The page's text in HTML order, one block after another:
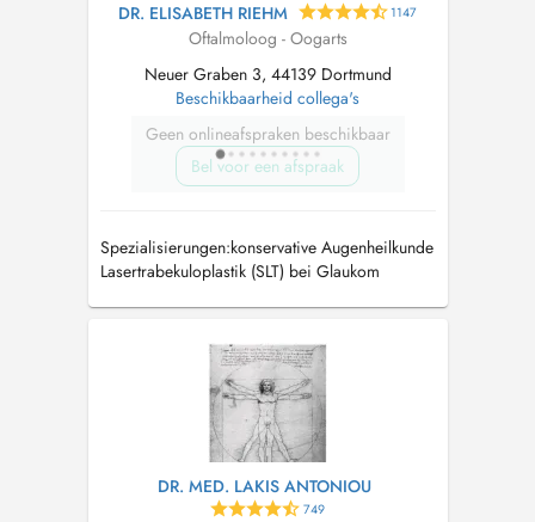
DR. ELISABETH RIEHM 1147
Oftalmoloog - Oogarts
Neuer Graben 3, 44139 Dortmund
Beschikbaarheid collega's
Geen onlineafspraken beschikbaar
Bel voor een afspraak
Spezialisierungen:konservative Augenheilkunde
Lasertrabekuloplastik (SLT) bei Glaukom
DR. MED. LAKIS ANTONIOU
749